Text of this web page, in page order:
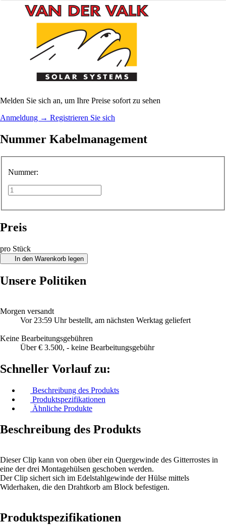
Melden Sie sich an, um Ihre Preise sofort zu sehen
Anmeldung → Registrieren Sie sich
Nummer Kabelmanagement
Nummer:
Preis
pro Stück
In den Warenkorb legen
Unsere Politiken
Morgen versandt
Vor 23:59 Uhr bestellt, am nächsten Werktag geliefert
Keine Bearbeitungsgebühren
Über € 3.500, - keine Bearbeitungsgebühr
Schneller Vorlauf zu:
Beschreibung des Produkts
Produktspezifikationen
Ähnliche Produkte
Beschreibung des Produkts
Dieser Clip kann von oben über ein Quergewinde des Gitterrostes in
eine der drei Montagehülsen geschoben werden.
Der Clip sichert sich im Edelstahlgewinde der Hülse mittels
Widerhaken, die den Drahtkorb am Block befestigen.
Produktspezifikationen